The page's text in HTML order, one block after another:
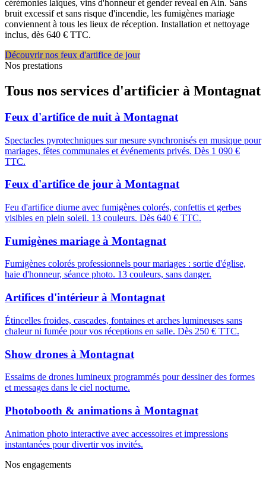
cérémonies laïques, vins d'honneur et gender reveal en Ain. Sans
bruit excessif et sans risque d'incendie, les fumigènes mariage
conviennent à tous les lieux de réception. Installation et nettoyage
inclus, dès 640 € TTC.
Découvrir nos feux d'artifice de jour
Nos prestations
Tous nos services d'artificier à Montagnat
Feux d'artifice de nuit à Montagnat
Spectacles pyrotechniques sur mesure synchronisés en musique pour
mariages, fêtes communales et événements privés. Dès 1 090 €
TTC.
Feux d'artifice de jour à Montagnat
Feu d'artifice diurne avec fumigènes colorés, confettis et gerbes
visibles en plein soleil. 13 couleurs. Dès 640 € TTC.
Fumigènes mariage à Montagnat
Fumigènes colorés professionnels pour mariages : sortie d'église,
haie d'honneur, séance photo. 13 couleurs, sans danger.
Artifices d'intérieur à Montagnat
Étincelles froides, cascades, fontaines et arches lumineuses sans
chaleur ni fumée pour vos réceptions en salle. Dès 250 € TTC.
Show drones à Montagnat
Essaims de drones lumineux programmés pour dessiner des formes
et messages dans le ciel nocturne.
Photobooth & animations à Montagnat
Animation photo interactive avec accessoires et impressions
instantanées pour divertir vos invités.
Nos engagements